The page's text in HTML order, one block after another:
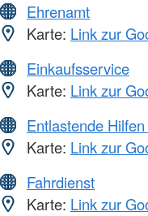
Ehrenamt
Karte: Link zur
Einkaufsservice
Karte: Link zur
Entlastende
Karte: Link zur
Fahrdienst
Karte: Link zur